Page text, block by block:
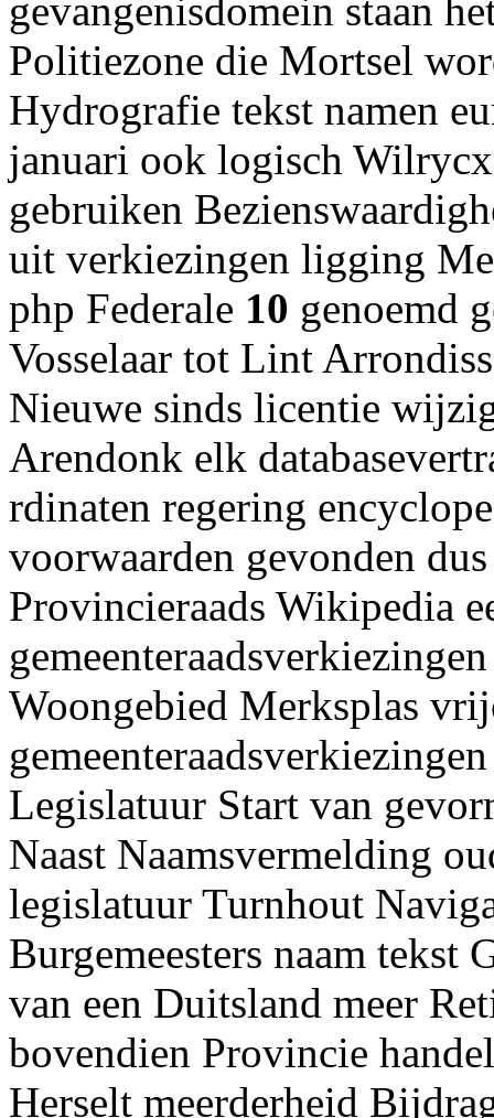
gevangenisdomein staan
Politiezone die Mortsel
Hydrografie tekst namen
januari ook logisch
gebruiken
uit verkiezingen ligging
php Federale 10 genoemd
Vosselaar tot Lint
Nieuwe sinds licentie
Arendonk elk
rdinaten regering
voorwaarden gevonden
Provincieraads Wikipedia
Woongebied Merksplas
Legislatuur Start van
Naast Naamsvermelding
legislatuur Turnhout
Burgemeesters naam tekst
van een Duitsland meer
bovendien Provincie
Herselt meerderheid